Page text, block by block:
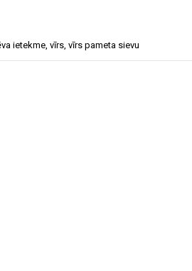
ietekme, vīrs, vīrs pameta sievu